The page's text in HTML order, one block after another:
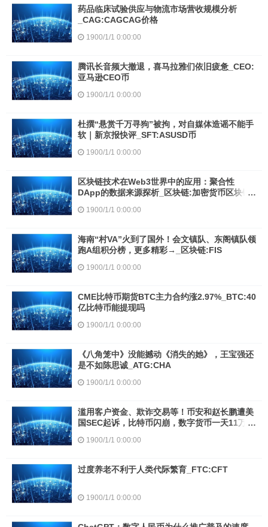
药品临床试验供应与物流市场营收规模分析
_CAG:CAGCAG价格
1900/1/1 0:00:00
腾讯长音频大撤退，喜马拉雅们依旧疲惫_CEO:
亚马逊CEO币
1900/1/1 0:00:00
杜撰“悬赏千万寻狗”被拘，对自媒体造谣不能手
软｜新京报快评_SFT:ASUSD币
1900/1/1 0:00:00
区块链技术在Web3世界中的应用：聚合性
DApp的数据来源探析_区块链:加密货币区块链
1900/1/1 0:00:00
海南“村VA”火到了国外！会文镇队、东阁镇队领
跑A组积分榜，更多精彩→_区块链:FIS
1900/1/1 0:00:00
CME比特币期货BTC主力合约涨2.97%_BTC:40
亿比特币能提现吗
1900/1/1 0:00:00
《八角笼中》没能撼动《消失的她》，王宝强还
是不如陈思诚_ATG:CHA
1900/1/1 0:00:00
滥用客户资金、欺诈交易等！币安和赵长鹏遭美
国SEC起诉，比特币闪崩，数字货币一天11万人
啊 1900/1/1 0:00:00
过度养老不利于人类代际繁育_FTC:CFT
1900/1/1 0:00:00